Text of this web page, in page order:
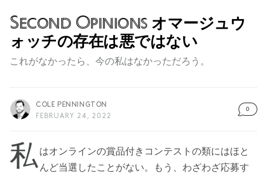
Second Opinions オマージュウ
ォッチの存在は悪ではない
これがなかったら、今の私はなかっただろう。
COLE PENNINGTON
FEBRUARY 24, 2022
0
私はオンラインの賞品付きコンテストの類にはほと
んど当選したことがない。もう、わざわざ応募す